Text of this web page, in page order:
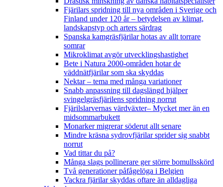
Fjärilars spridning till nya områden i Sverige och
Finland under 120 år– betydelsen av klimat,
landskapstyp och arters särdrag
Spanska kamgräsfjärilar hotas av allt torrare
somrar
Mikroklimat avgör utvecklingshastighet
Bete i Natura 2000-områden hotar de
väddnätfjärilar som ska skyddas
Nektar – tema med många variationer
Snabb anpassning till dagslängd hjälper
svingelgräsfjärilens spridning norrut
Fjärilslarvernas värdväxter– Mycket mer än en
midsommarbukett
Monarker migrerar söderut allt senare
Mindre kräsna sydrovfjärilar sprider sig snabbt
norrut
Vad tittar du på?
Många slags pollinerare ger större bomullsskörd
Två generationer påfågelöga i Belgien
Vackra fjärilar skyddas oftare än alldagliga